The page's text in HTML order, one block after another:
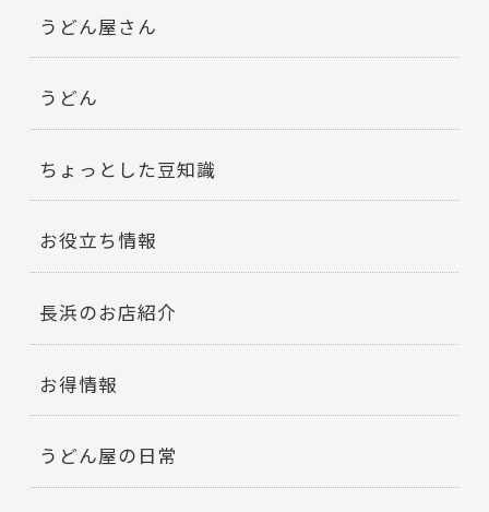
うどん屋さん
うどん
ちょっとした豆知識
お役立ち情報
長浜のお店紹介
お得情報
うどん屋の日常